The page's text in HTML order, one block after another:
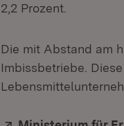
2,2 Prozent.
Die mit Abstand am
Imbissbetriebe.